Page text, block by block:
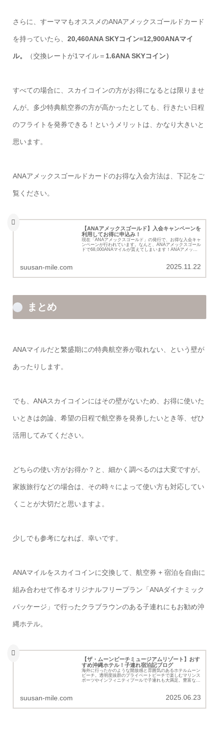
さらに、すーママもオススメのANAアメックスゴールドカード
を持っていたら、 20,460ANA SKYコイン=12,900ANAマイ
ル。 （交換レートが1マイル＝ 1.6ANA SKYコイン）
すべての場合に、スカイコインの方がお得になるとは限りませ
んが。多少特典航空券の方が高かったとしても、行きたい日程
のフライトを発券できる！というメリットは、かなり大きいと
思います。
ANAアメックスゴールドカードのお得な入会方法は、下記をご
覧ください。
【ANAアメックスゴールド】入会キャンペーンを
利用してお得に申込み！
現在「ANAアメックスゴールド」の発行で、お得な入会キャ
ンペーンが行われています。なんと、ANAアメックスゴール
ドで68,000ANAマイルが貰えてしまいます！ANAアメック
suusan-mile.com 2025.11.22
まとめ
ANAマイルだと繁盛期にの特典航空券が取れない、という壁が
あったりします。
でも、ANAスカイコインにはその壁がないため、お得に使いた
いときは勿論、希望の日程で航空券を発券したいとき等、ぜひ
活用してみてください。
どちらの使い方がお得か？と、細かく調べるのは大変ですが。
家族旅行などの場合は、その時々によって使い方も対応してい
くことが大切だと思いますよ。
少しでも参考になれば、幸いです。
ANAマイルをスカイコインに交換して、航空券 + 宿泊を自由に
組み合わせて作るオリジナルフリープラン「ANAダイナミック
パッケージ」で行ったクラブラウンのある子連れにもお勧め沖
縄ホテル。
【ザ・ムーンビーチミュージアムリゾート】おす
すめ沖縄ホテル！子連れ宿泊記ブログ
海外に行ったかのような開放感と雰囲気のあるホテルムーン
ビーチ。透明度抜群のプライベートビーチで楽しむマリンス
ポーツやインフィニティプールで子連れも大満足。豊富なサ
suusan-mile.com 2025.06.23